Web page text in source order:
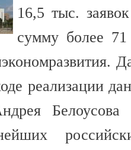
16,5 тыс.
сумму более
реализации